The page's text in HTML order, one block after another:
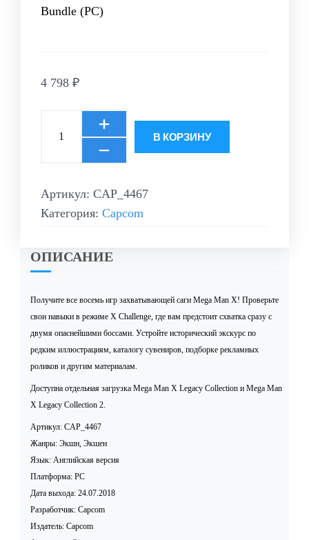
ОПИСАНИЕ
Получите все восемь игр захватывающей саги Mega Man X! Проверьте
свои навыки в режиме X Challenge, где вам предстоит схватка сразу с
двумя опаснейшими боссами. Устройте исторический экскурс по
редким иллюстрациям, каталогу сувениров, подборке рекламных
роликов и другим материалам.
Доступна отдельная загрузка Mega Man X Legacy Collection и Mega Man
X Legacy Collection 2.
Артикул: CAP_4467
Жанры: Экшн, Экшен
Язык: Английская версия
Платформа: PC
Дата выхода: 24.07.2018
Разработчик: Capcom
Издатель: Capcom
Bundle (PC)
4 798 ₽
В КОРЗИНУ
Артикул: CAP_4467
Категория: Capcom